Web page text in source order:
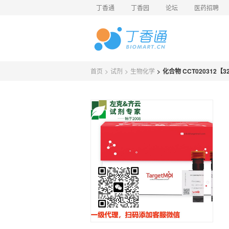
丁香通 丁香园 论坛 医药招聘
首页 > 试剂 > 生物化学 > 化合物 CCT020312【